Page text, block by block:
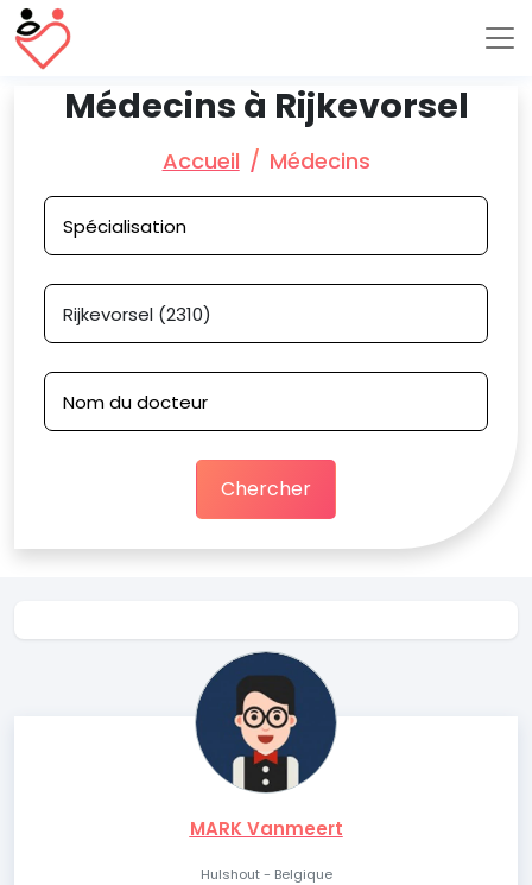
Médecins à Rijkevorsel
Accueil Médecins
Chercher
MARK Vanmeert
Hulshout - Belgique